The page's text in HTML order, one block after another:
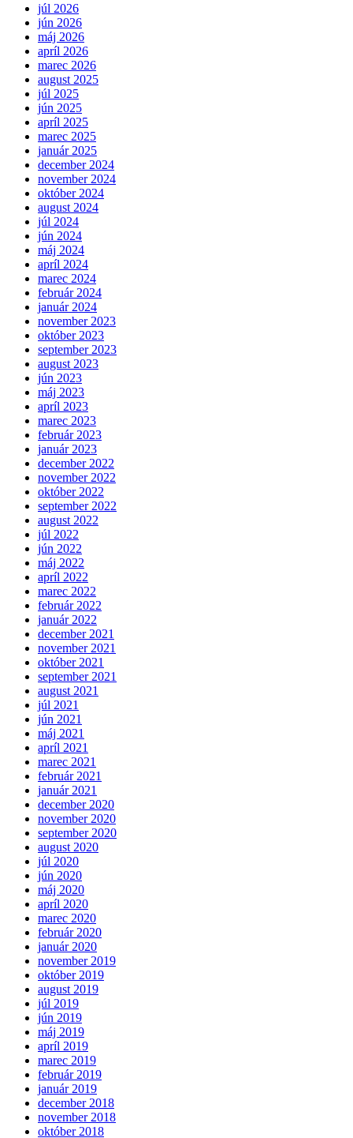
júl 2026
jún 2026
máj 2026
apríl 2026
marec 2026
august 2025
júl 2025
jún 2025
apríl 2025
marec 2025
január 2025
december 2024
november 2024
október 2024
august 2024
júl 2024
jún 2024
máj 2024
apríl 2024
marec 2024
február 2024
január 2024
november 2023
október 2023
september 2023
august 2023
jún 2023
máj 2023
apríl 2023
marec 2023
február 2023
január 2023
december 2022
november 2022
október 2022
september 2022
august 2022
júl 2022
jún 2022
máj 2022
apríl 2022
marec 2022
február 2022
január 2022
december 2021
november 2021
október 2021
september 2021
august 2021
júl 2021
jún 2021
máj 2021
apríl 2021
marec 2021
február 2021
január 2021
december 2020
november 2020
september 2020
august 2020
júl 2020
jún 2020
máj 2020
apríl 2020
marec 2020
február 2020
január 2020
november 2019
október 2019
august 2019
júl 2019
jún 2019
máj 2019
apríl 2019
marec 2019
február 2019
január 2019
december 2018
november 2018
október 2018